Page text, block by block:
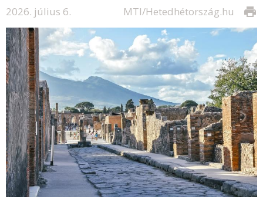
2026. július 6. print
MTI/Hetedhétország.hu